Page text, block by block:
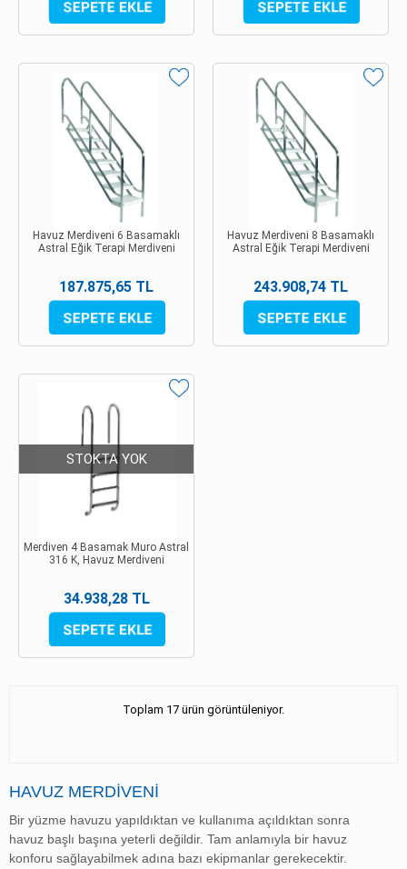
Havuz Merdiveni 6 Basamaklı
Astral Eğik Terapi Merdiveni
187.875,65 TL
Havuz Merdiveni 8 Basamaklı
Astral Eğik Terapi Merdiveni
243.908,74 TL
STOKTA YOK
Merdiven 4 Basamak Muro Astral
316 K, Havuz Merdiveni
34.938,28 TL
Toplam 17 ürün görüntüleniyor.
HAVUZ MERDIVENI
Bir yüzme havuzu yapıldıktan ve kullanıma açıldıktan sonra
havuz başlı başına yeterli değildir. Tam anlamıyla bir havuz
konforu sağlayabilmek adına bazı ekipmanlar gerekecektir.